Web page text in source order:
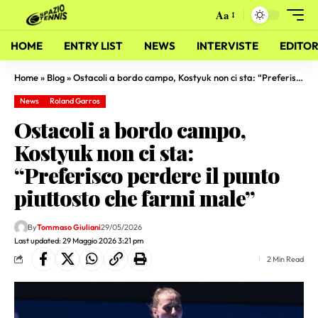
Aa
HOME ENTRY LIST NEWS INTERVISTE
Home» Blog»Ostacoli a bordo campo, Kostyuk non ci sta: “Preferisco perdere il punto piuttosto che farmi male”
News Roland Garros
Ostacoli a bordo campo,
Kostyuk non ci sta:
“Preferisco perdere il punto
piuttosto che farmi male”
Last updated: 29 Maggio 2026 3:21 pm
ByTommaso Giuliani29/05/2026
2 Min Read